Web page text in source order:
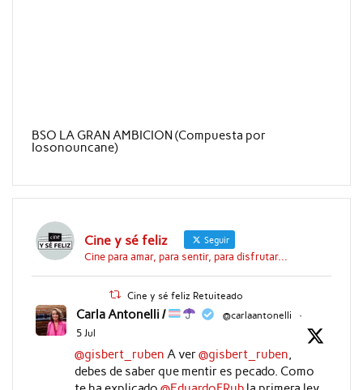
BSO LA GRAN AMBICION (Compuesta por
Iosonouncane)
Cine y sé feliz Seguir
Cine para amar, para sentir, para disfrutar...
Cine y sé feliz Retuiteado
Carla Antonelli / @carlaantonelli
·
5 Jul
@gisbert_ruben A ver@gisbert_ruben,
debes de saber que mentir es pecado. Como